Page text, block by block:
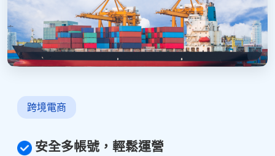
跨境電商
安全多帳號，輕鬆運營